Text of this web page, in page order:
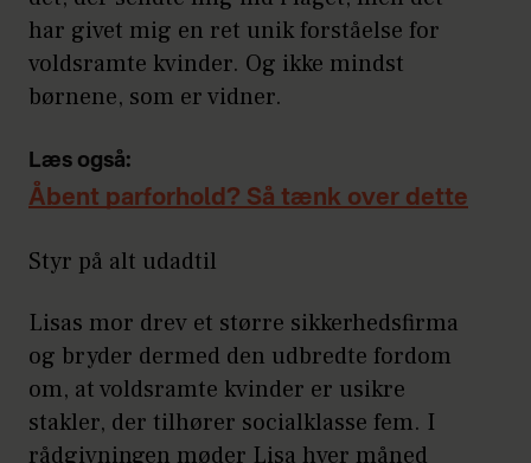
har givet mig en ret unik forståelse for
voldsramte kvinder. Og ikke mindst
børnene, som er vidner.
Læs også:
Åbent parforhold? Så tænk over dette
Styr på alt udadtil
Lisas mor drev et større sikkerhedsfirma
og bryder dermed den udbredte fordom
om, at voldsramte kvinder er usikre
stakler, der tilhører socialklasse fem. I
rådgivningen møder Lisa hver måned